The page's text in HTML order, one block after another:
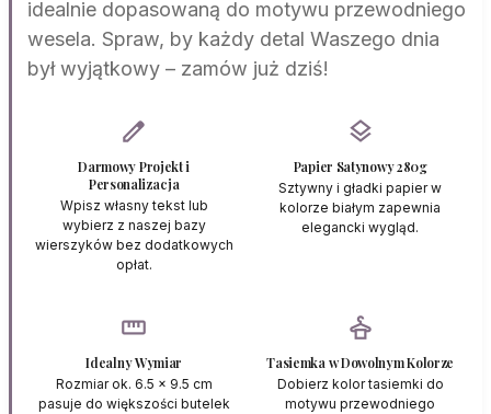
idealnie dopasowaną do motywu przewodniego
wesela. Spraw, by każdy detal Waszego dnia
był wyjątkowy – zamów już dziś!
edit
Darmowy Projekt i
Personalizacja
Wpisz własny tekst lub
wybierz z naszej bazy
wierszyków bez dodatkowych
opłat.
layers
Papier Satynowy 280g
Sztywny i gładki papier w
kolorze białym zapewnia
elegancki wygląd.
straighten
Idealny Wymiar
Rozmiar ok. 6.5 x 9.5 cm
pasuje do większości butelek
styler
Tasiemka w Dowolnym Kolorze
Dobierz kolor tasiemki do
motywu przewodniego